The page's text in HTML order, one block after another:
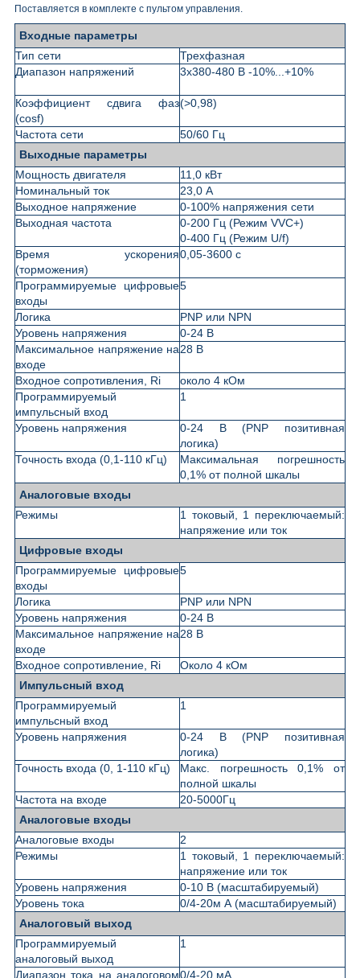
Поставляется в комплекте с пультом управления.
Входные параметры
Тип сети
Трехфазная
Диапазон напряжений
3х380-480 В -10%...+10%
Коэффициент сдвига фаз
(cosf)
(>0,98)
Частота сети
50/60 Гц
Выходные параметры
Мощность двигателя
11,0 кВт
Номинальный ток
23,0 А
Выходное напряжение
0-100% напряжения сети
Выходная частота
0-200 Гц (Режим VVC+)
0-400 Гц (Режим U/f)
Время ускорения
(торможения)
0,05-3600 с
Программируемые цифровые
входы
5
Логика
PNP или NPN
Уровень напряжения
0-24 В
Максимальное напряжение на
входе
28 В
Входное сопротивления, Ri
около 4 кОм
Программируемый
импульсный вход
1
Уровень напряжения
0-24 В (PNP позитивная
логика)
Точность входа (0,1-110 кГц)
Максимальная погрешность
0,1% от полной шкалы
Аналоговые входы
Режимы
1 токовый, 1 переключаемый:
напряжение или ток
Цифровые входы
Программируемые цифровые
входы
5
Логика
PNP или NPN
Уровень напряжения
0-24 В
Максимальное напряжение на
входе
28 В
Входное сопротивление, Ri
Около 4 кОм
Импульсный вход
Программируемый
импульсный вход
1
Уровень напряжения
0-24 В (PNP позитивная
логика)
Точность входа (0, 1-110 кГц)
Макс. погрешность 0,1% от
полной шкалы
Частота на входе
20-5000Гц
Аналоговые входы
Аналоговые входы
2
Режимы
1 токовый, 1 переключаемый:
напряжение или ток
Уровень напряжения
0-10 В (масштабируемый)
Уровень тока
0/4-20м А (масштабируемый)
Аналоговый выход
Программируемый
аналоговый выход
1
Диапазон тока на аналоговом0/4-20 мА